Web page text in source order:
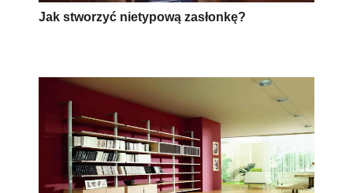
Jak stworzyć nietypową zasłonkę?